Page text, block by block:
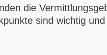
die
sind wichtig